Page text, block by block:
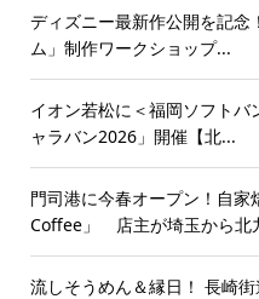
ディズニー最新作公開を記念
ム」制作ワークショップ...
イオン若松に＜福岡ソフト
ャラバン2026」開催【北...
門司港に今春オープン！自
Coffee」 店主が埼玉から北
流しそうめん＆縁日！ 長崎